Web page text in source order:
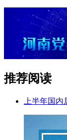
推荐阅读
上半年国